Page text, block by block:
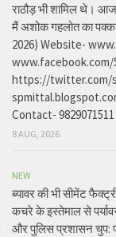
राठौड़ भी शामिल थे।
मैं अशोक गहलोत का
2026) Website-
https://twitter.com/
Contact- 9829071511
8 AUG, 2026
NEW
ब्यावर की भी सीमेंट
कचरे के इस्तेमाल से
और पुलिस प्रशासन चुप: